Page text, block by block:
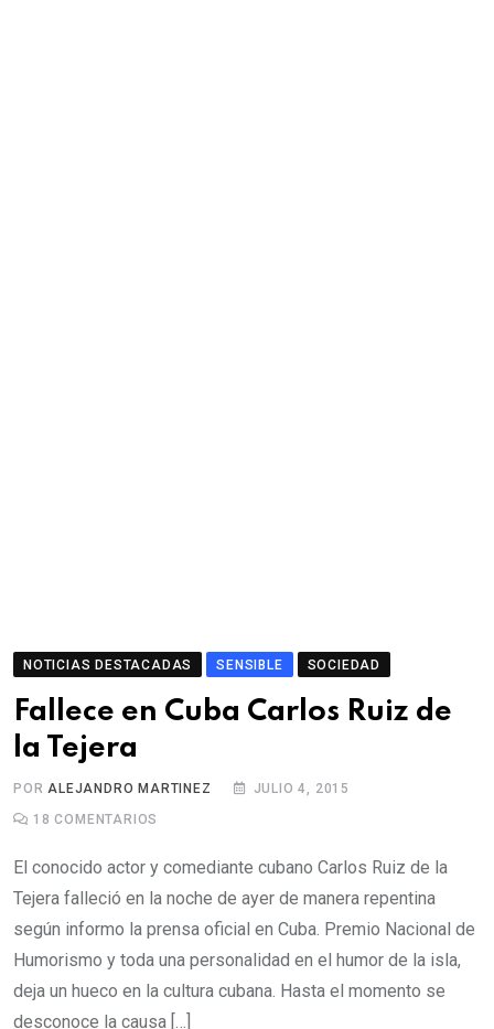
NOTICIAS DESTACADAS SENSIBLE SOCIEDAD
Fallece en Cuba Carlos Ruiz de
la Tejera
POR ALEJANDRO MARTINEZ
JULIO 4, 2015
18 COMENTARIOS
El conocido actor y comediante cubano Carlos Ruiz de la
Tejera falleció en la noche de ayer de manera repentina
según informo la prensa oficial en Cuba. Premio Nacional de
Humorismo y toda una personalidad en el humor de la isla,
deja un hueco en la cultura cubana. Hasta el momento se
desconoce la causa […]